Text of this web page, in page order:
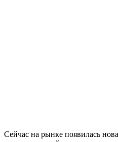
Сейчас на рынке появилась